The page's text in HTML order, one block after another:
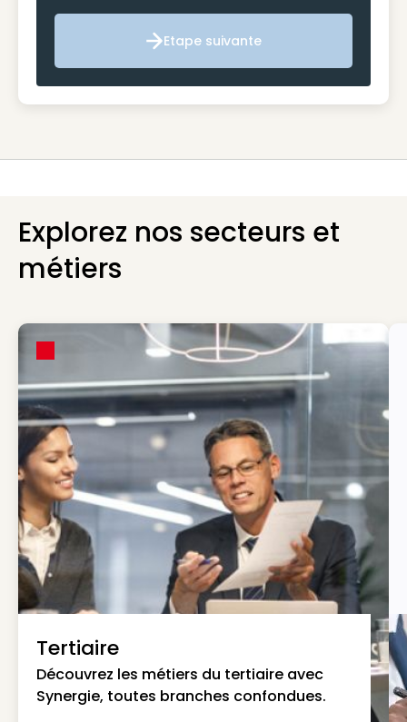
Etape suivante
Etape suivante
Explorez nos secteurs et
métiers
Tertiaire
Découvrez les métiers du tertiaire avec
Synergie, toutes branches confondues.